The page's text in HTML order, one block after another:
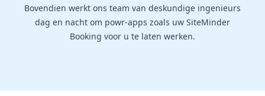
Bovendien werkt ons team van deskundige ingenieurs
dag en nacht om powr-apps zoals uw SiteMinder
Booking voor u te laten werken.